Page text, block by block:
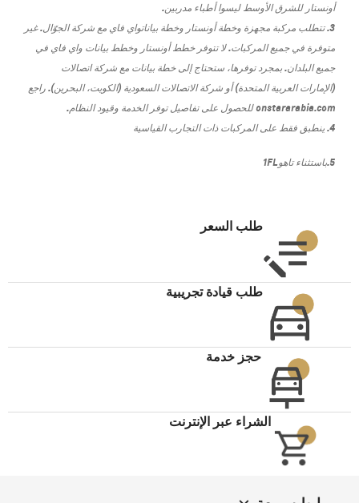
أونستار للشرق الأوسط ليسوا أطباء مدربين.
3. تتطلب مركبة مجهزة وخطة أونستار وخطة بياناتواي فاي مع شركة الجوّال. غير
متوفرة في جميع المركبات. لا تتوفر خطط أونستار وخطط بيانات واي فاي في
جميع البلدان. بمجرد توفرها، ستحتاج إلى خطة بيانات مع شركة اتصالات
(الإمارات العربية المتحدة) أو شركة الاتصالات السعودية (الكويت، البحرين). راجع
onstararabia.com للحصول على تفاصيل توفر الخدمة وقيود النظام.
4. ينطبق فقط على المركبات ذات التجارب القياسية
5. باستثناءتاهو1FL
طلب السعر
طلب قيادة تجريبية
حجز خدمة
الشراء عبر الإنترنت